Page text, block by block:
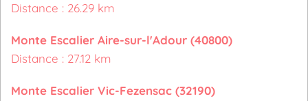
Distance : 26.29 km
Monte Escalier Aire-sur-l'Adour (40800)
Distance : 27.12 km
Monte Escalier Vic-Fezensac (32190)